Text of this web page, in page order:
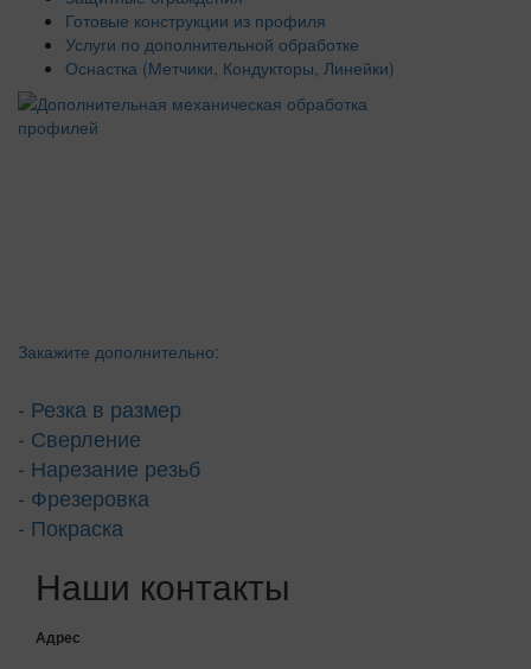
Готовые конструкции из профиля
Услуги по дополнительной обработке
Оснастка (Метчики, Кондукторы, Линейки)
Закажите дополнительно:
- Резка в размер
- Сверление
- Нарезание резьб
- Фрезеровка
- Покраска
Наши контакты
Адрес